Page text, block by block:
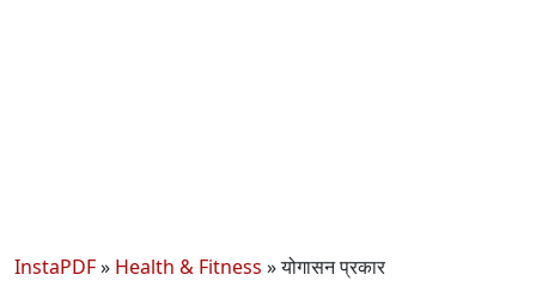
InstaPDF» Health & Fitness »योगासन प्रकार